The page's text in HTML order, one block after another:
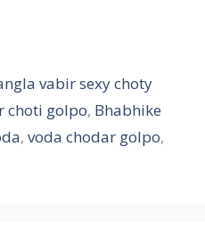
vabir sexy choty
choti golpo, Bhabhike
, voda chodar golpo,